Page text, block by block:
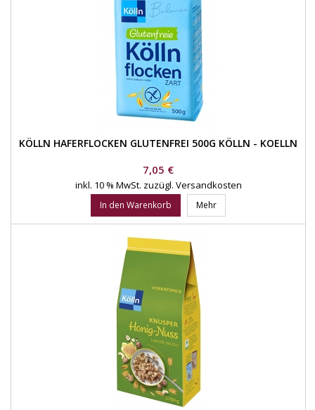
KÖLLN HAFERFLOCKEN GLUTENFREI 500G KÖLLN - KOELLN
Preis
7,05 €
inkl. 10 % MwSt. zuzügl. Versandkosten
In den Warenkorb Mehr